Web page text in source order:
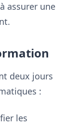
assurer une
deux jours
:
les